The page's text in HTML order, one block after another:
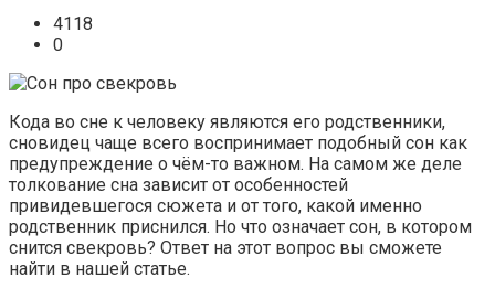
4118
0
Кода во сне к человеку являются его родственники,
сновидец чаще всего воспринимает подобный сон как
предупреждение о чём-то важном. На самом же деле
толкование сна зависит от особенностей
привидевшегося сюжета и от того, какой именно
родственник приснился. Но что означает сон, в котором
снится свекровь? Ответ на этот вопрос вы сможете
найти в нашей статье.